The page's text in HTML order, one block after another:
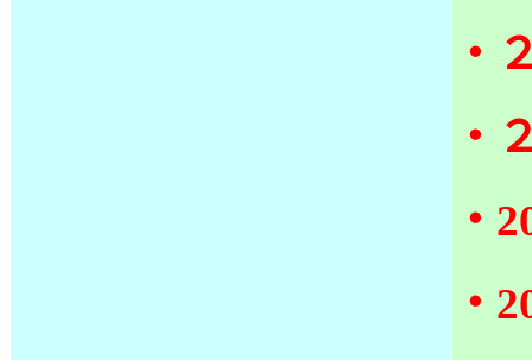
‧
‧